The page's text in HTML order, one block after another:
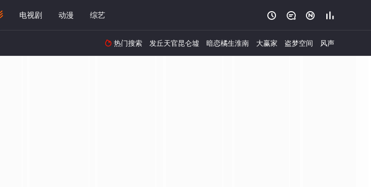
电视剧 动漫 综艺    
 热门搜索 发丘天官昆仑墟 暗恋橘生淮南 大赢家 盗梦空间 风声